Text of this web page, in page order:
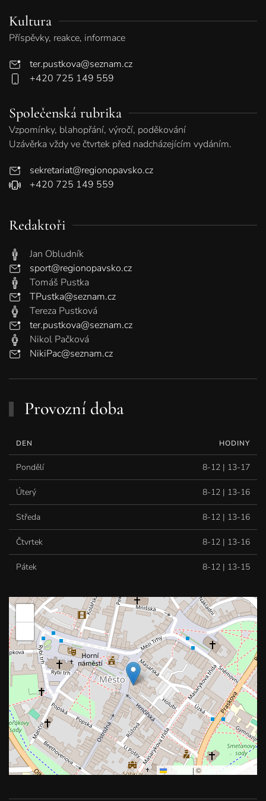
Kultura
Příspěvky, reakce, informace
ter.pustkova@seznam.cz
+420 725 149 559
Společenská rubrika
Vzpomínky, blahopřání, výročí, poděkování
Uzávěrka vždy ve čtvrtek před nadcházejícím vydáním.
sekretariat@regionopavsko.cz
+420 725 149 559
Redaktoři
Jan Obludník
sport@regionopavsko.cz
Tomáš Pustka
TPustka@seznam.cz
Tereza Pustková
ter.pustkova@seznam.cz
Nikol Pačková
NikiPac@seznam.cz
Provozní doba
DEN HODINY
Pondělí 8-12 | 13-17
Úterý 8-12 | 13-16
Středa 8-12 | 13-16
Čtvrtek 8-12 | 13-16
Pátek 8-12 | 13-15
Leaflet | © OpenStreetMap